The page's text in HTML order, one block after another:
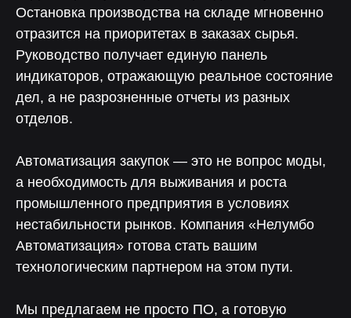
Остановка производства на складе мгновенно
отразится на приоритетах в заказах сырья.
Руководство получает единую панель
индикаторов, отражающую реальное состояние
дел, а не разрозненные отчеты из разных
отделов.
Автоматизация закупок — это не вопрос моды,
а необходимость для выживания и роста
промышленного предприятия в условиях
нестабильности рынков. Компания «Нелумбо
Автоматизация» готова стать вашим
технологическим партнером на этом пути.
Мы предлагаем не просто ПО, а готовую
Скачайте презентацию
платформы «ЛОТОС»
презентации платформы «Лотос»